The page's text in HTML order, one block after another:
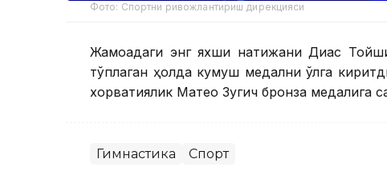
Фото: Спортни ривожлантириш дирекцияси
Жамоадаги энг яхши натижани Диас
тўплаган ҳолда кумуш медални қўлга
хорватиялик Матео Зугич бронза медалига
Гимнастика Спорт